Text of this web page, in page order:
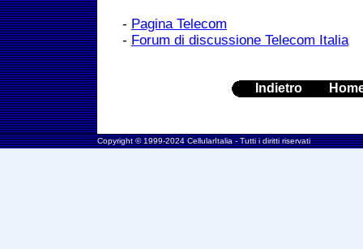
- Pagina Telecom
- Forum di discussione Telecom Italia
Indietro
Copyright © 1999-2024 CellularItalia - Tutti i diritti riservati